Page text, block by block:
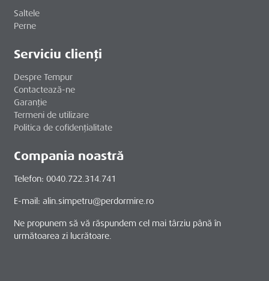
Saltele
Perne
Serviciu clienți
Despre Tempur
Contactează-ne
Garanție
Termeni de utilizare
Politica de cofidențialitate
Compania noastră
Telefon: 0040.722.314.741
E-mail: alin.simpetru@perdormire.ro
Ne propunem să vă răspundem cel mai târziu până în
următoarea zi lucrătoare.